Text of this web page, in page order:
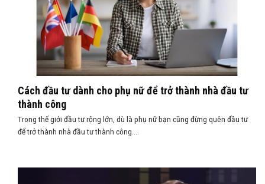
Cách đầu tư dành cho phụ nữ để trở thành nhà đầu tư
thành công
Trong thế giới đầu tư rộng lớn, dù là phụ nữ bạn cũng đừng quên đầu tư
để trở thành nhà đầu tư thành công....